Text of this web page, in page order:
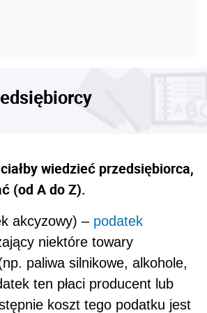
wiedzieć przedsiębiorca,
(od A do Z).
akcyzowy) – podatek
niektóre towary
paliwa silnikowe, alkohole,
ten płaci producent lub
koszt tego podatku jest